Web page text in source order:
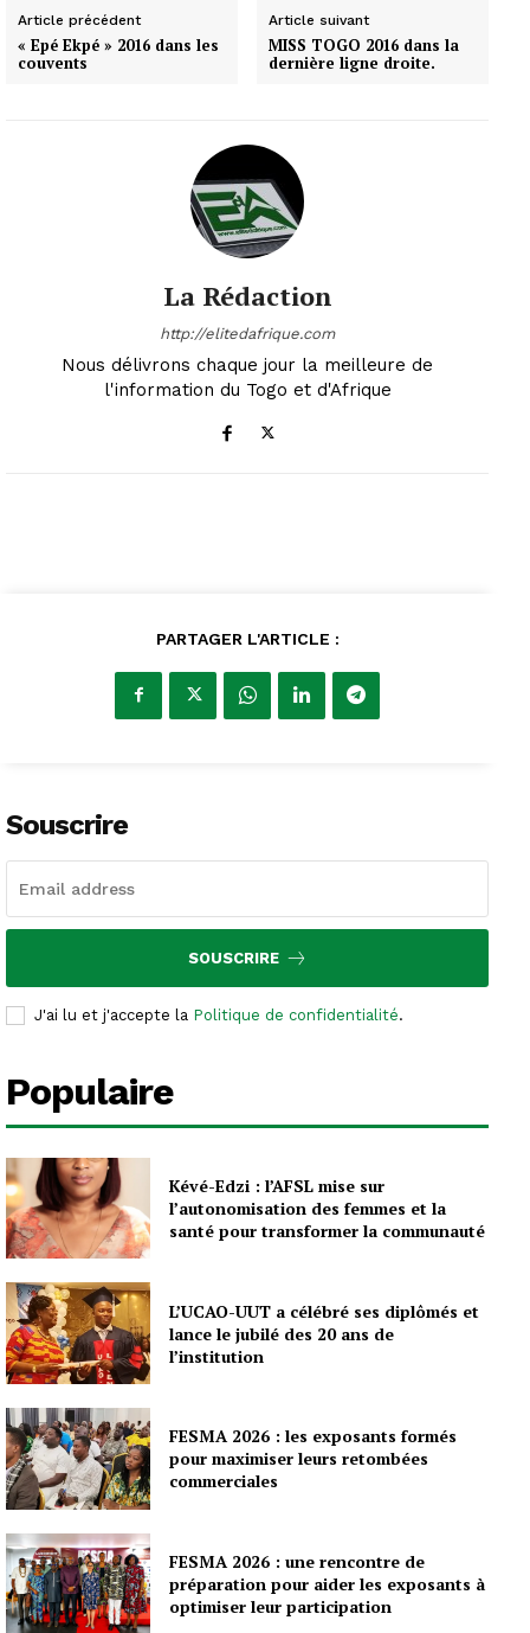
Article précédent
« Epé Ekpé » 2016 dans les
couvents
Article suivant
MISS TOGO 2016 dans la
dernière ligne droite.
La Rédaction
http://elitedafrique.com
Nous délivrons chaque jour la meilleure de
l'information du Togo et d'Afrique
PARTAGER L'ARTICLE :
Souscrire
SOUSCRIRE
J'ai lu et j'accepte la Politique de confidentialité.
Populaire
Kévé-Edzi : l’AFSL mise sur
l’autonomisation des femmes et la
santé pour transformer la communauté
L’UCAO-UUT a célébré ses diplômés et
lance le jubilé des 20 ans de
l’institution
FESMA 2026 : les exposants formés
pour maximiser leurs retombées
commerciales
FESMA 2026 : une rencontre de
préparation pour aider les exposants à
optimiser leur participation